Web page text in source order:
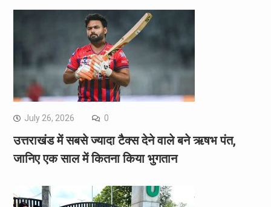
July 26, 2026 0
उत्तराखंड में सबसे ज्यादा टैक्स देने वाले बने ऋषभ पंत,
जानिए एक साल में कितना किया भुगतान